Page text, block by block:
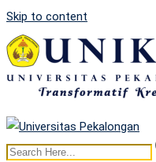
Skip to content